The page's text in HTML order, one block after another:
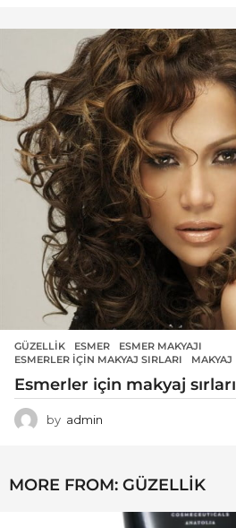
GÜZELLIK ESMER ,ESMER MAKYAJI
ESMERLER IÇIN MAKYAJ SIRLARI
,MAKYAJ
Esmerler için makyaj sırları
by admin
MORE FROM: GÜZELLIK